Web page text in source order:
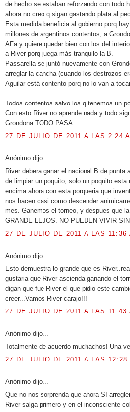
de hecho se estaban reforzando con todo
ahora no creo q sigan gastando plata al
Esta medida beneficia al gobierno porq
millones de argentinos contentos, a
AFa y quiere quedar bien con los del
a River porq juega más tranquilo la B.
Passarella se juntó nuevamente con
arreglar la cancha (cuando los destrozos
Aguilar está contento porq no lo van a
Todos contentos salvo los q tenemos un
Con esto River no aprende nada y todo
Grondona TODO PASA...
27 DE JULIO DE 2011 A LAS 2:24
Anónimo dijo...
River debera ganar el nacional B de punta
de limpiar un poquito, solo un poquito esta
encima ahora con esta porqueria que
nos hacen casi como descender
mes. Ganemos el torneo, y despues que
GRANDE LEJOS. NO PUEDEN VIVIR
27 DE JULIO DE 2011 A LAS 11:36
Anónimo dijo...
Esto demuestra lo grande que es
gustaria que River ascienda ganando el
digan que fue River el que pidio este
creer...Vamos River carajo!!!
27 DE JULIO DE 2011 A LAS 11:43
Anónimo dijo...
Totalmente de acuerdo muchachos! Una
27 DE JULIO DE 2011 A LAS 12:28
Anónimo dijo...
Que no nos sorprenda que ahora SI
River salga primero y en el inconsciente